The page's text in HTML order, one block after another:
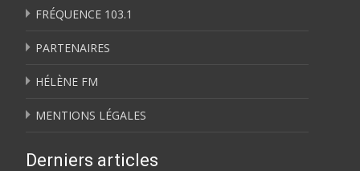
FRÉQUENCE 103.1
PARTENAIRES
HÉLÈNE FM
MENTIONS LÉGALES
Derniers articles